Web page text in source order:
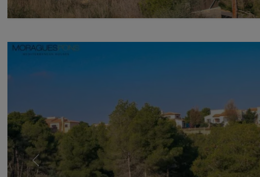
Previous